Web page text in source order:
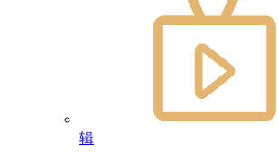
辑